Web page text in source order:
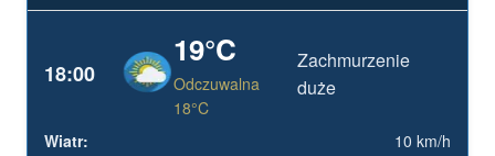
18:00
19°C
Odczuwalna
18°C
Zachmurzenie
duże
10 km/h